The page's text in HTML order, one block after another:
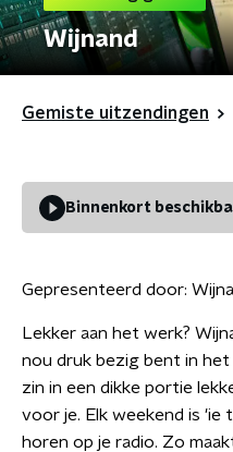
Wijnand
Gemiste uitzendingen
Binnenkort
Gepresenteerd door:
Lekker aan het werk?
nou druk bezig bent in
zin in een dikke portie
voor je. Elk weekend is
horen op je radio. Zo